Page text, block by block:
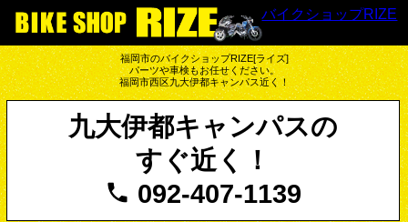
福岡市のバイクショップRIZE[ライズ]
パーツや車検もお任せください。
福岡市西区九大伊都キャンパス近く！
バイクショップRIZE
九大伊都キャンパスの
すぐ近く！
092-407-1139